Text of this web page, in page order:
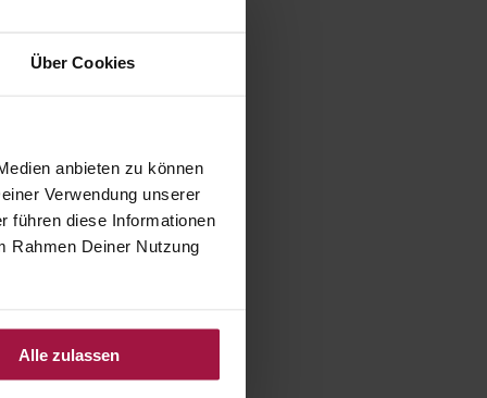
Über Cookies
anbieten zu können
Verwendung unserer
führen diese Informationen
Rahmen Deiner Nutzung
Alle zulassen